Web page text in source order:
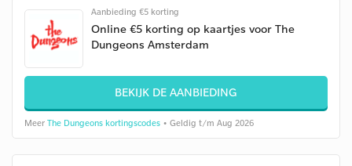
Aanbieding €5 korting
Online €5 korting op kaartjes voor The
Dungeons Amsterdam
BEKIJK DE AANBIEDING
Meer The Dungeons kortingscodes • Geldig t/m Aug 2026